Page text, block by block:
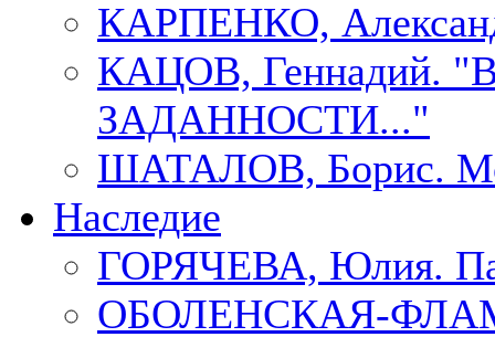
КАРПЕНКО,
КАЦОВ, Геннадий.
ЗАДАННОСТИ..."
ШАТАЛОВ, Борис.
Наследие
ГОРЯЧЕВА, Юлия.
ОБОЛЕНСКАЯ-ФЛАМ,